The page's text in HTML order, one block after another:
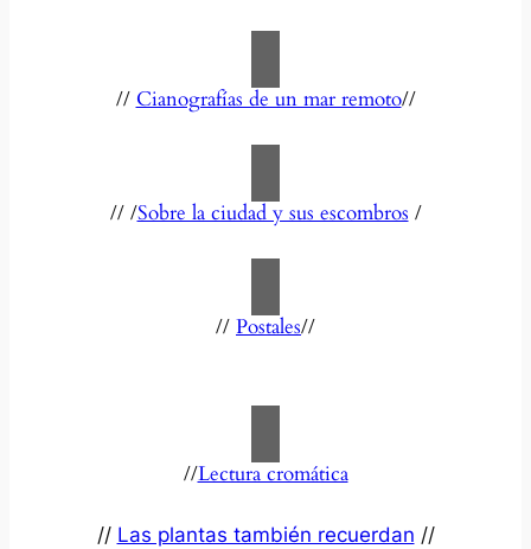
// Cianografías de un mar remoto//
// /Sobre la ciudad y sus escombros /
// Postales//
//Lectura cromática
// Las plantas también recuerdan //